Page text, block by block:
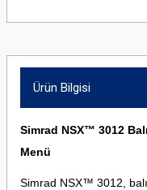
Ürün Bilgisi
Simrad NSX™ 3012
Menü
Simrad NSX™ 3012,